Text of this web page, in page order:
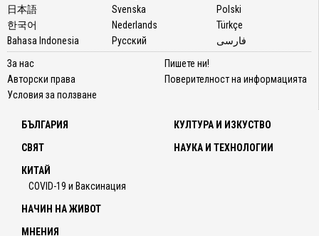
日本語
한국어
Bahasa Indonesia
Svenska
Nederlands
Русский
Polski
Türkçe
فارسی
За нас
Авторски права
Условия за ползване
Пишете ни!
Поверителност на информацията
БЪЛГАРИЯ
СВЯТ
КИТАЙ
COVID-19 и Ваксинация
КУЛТУРА И ИЗКУСТВО
НАУКА И ТЕХНОЛОГИИ
НАЧИН НА ЖИВОТ
МНЕНИЯ